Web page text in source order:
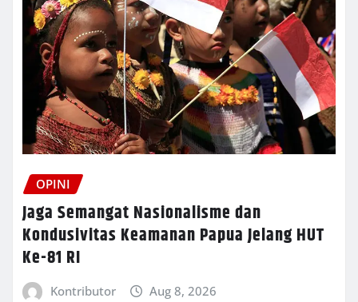
OPINI
Jaga Semangat Nasionalisme dan
Kondusivitas Keamanan Papua Jelang HUT
Ke-81 RI
Kontributor Aug 8, 2026